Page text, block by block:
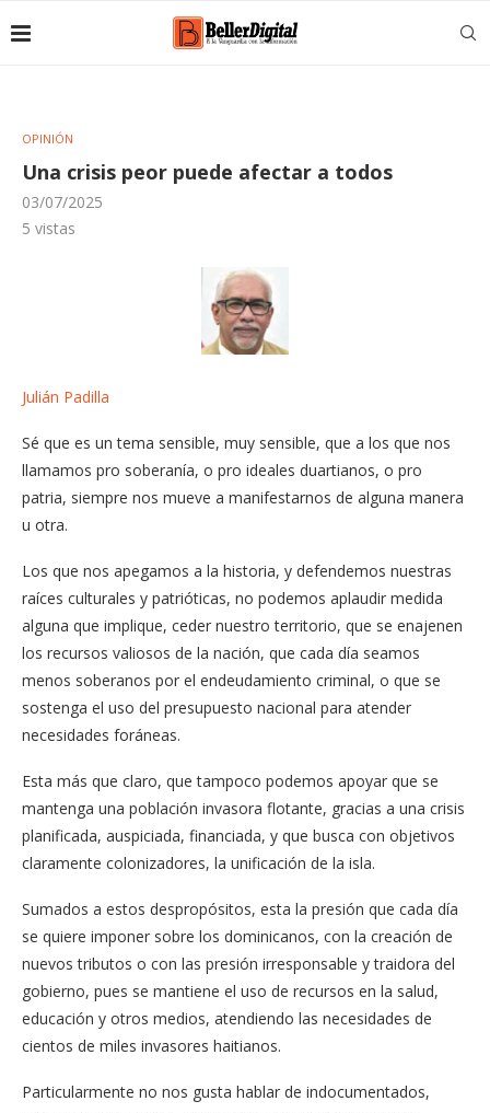
OPINIÓN
Una crisis peor puede afectar a todos
03/07/2025
5 vistas
Julián Padilla
Sé que es un tema sensible, muy sensible, que a los que nos
llamamos pro soberanía, o pro ideales duartianos, o pro
patria, siempre nos mueve a manifestarnos de alguna manera
u otra.
Los que nos apegamos a la historia, y defendemos nuestras
raíces culturales y patrióticas, no podemos aplaudir medida
alguna que implique, ceder nuestro territorio, que se enajenen
los recursos valiosos de la nación, que cada día seamos
menos soberanos por el endeudamiento criminal, o que se
sostenga el uso del presupuesto nacional para atender
necesidades foráneas.
Esta más que claro, que tampoco podemos apoyar que se
mantenga una población invasora flotante, gracias a una crisis
planificada, auspiciada, financiada, y que busca con objetivos
claramente colonizadores, la unificación de la isla.
Sumados a estos despropósitos, esta la presión que cada día
se quiere imponer sobre los dominicanos, con la creación de
nuevos tributos o con las presión irresponsable y traidora del
gobierno, pues se mantiene el uso de recursos en la salud,
educación y otros medios, atendiendo las necesidades de
cientos de miles invasores haitianos.
Particularmente no nos gusta hablar de indocumentados,